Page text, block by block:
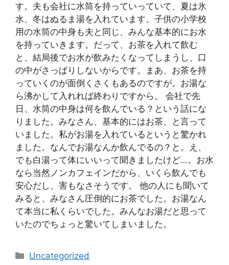
す。夫も会社に水筒を持っていっていて、夏は氷
水、冬はぬるま湯を入れています。子供の小学校
用の水筒の中身も夫と同じ、みんな基本的にお水
を持っていきます。だって、お茶を入れて飲む
と、結局後でお水が飲みたくなってしまうし、口
の中がさっぱりしないからです。まあ、お茶を持
っていくのが面倒くさくもあるのですが。お湯な
ら沸かして入れれば終わりですから。 会社で先
日、水筒の中身は何を飲んでいる？という話にな
りました。みなさん、基本的にはお茶、と言って
いました。私がお湯を入れているというと驚かれ
ました。なんでお湯なんか飲んでるの？と。え、
でも白湯って体にいいって聞きましたけど…。お水
なら当然ノンカフェインだから、いくら飲んでも
安心だし、害もなさそうです。 他の人にも聞いて
みると、みなさん圧倒的にお茶でした。お湯なん
て本当に私くらいでした。みんなお湯だと思って
いたのでちょっと驚いてしまいました。
Categories
Uncategorized